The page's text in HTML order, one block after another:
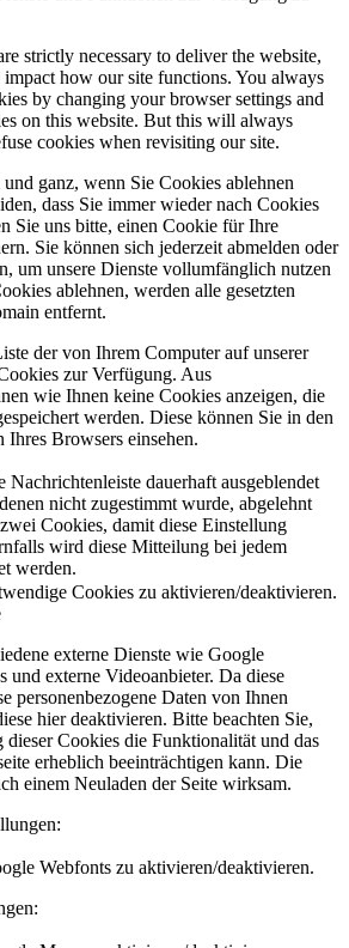
strictly necessary to deliver the website,
how our site functions. You always
by changing your browser settings and
on this website. But this will always
cookies when revisiting our site.
ganz, wenn Sie Cookies ablehnen
dass Sie immer wieder nach Cookies
Sie uns bitte, einen Cookie für Ihre
Sie können sich jederzeit abmelden oder
um unsere Dienste vollumfänglich nutzen
ablehnen, werden alle gesetzten
entfernt.
der von Ihrem Computer auf unserer
zur Verfügung. Aus
wie Ihnen keine Cookies anzeigen, die
werden. Diese können Sie in den
Ihres Browsers einsehen.
dauerhaft ausgeblendet
nicht zugestimmt wurde, abgelehnt
Cookies, damit diese Einstellung
wird diese Mitteilung bei jedem
werden.
Cookies zu aktivieren/deaktivieren.
externe Dienste wie Google
und externe Videoanbieter. Da diese
personenbezogene Daten von Ihnen
hier deaktivieren. Bitte beachten Sie,
dieser Cookies die Funktionalität und das
erheblich beeinträchtigen kann. Die
einem Neuladen der Seite wirksam.
Webfonts zu aktivieren/deaktivieren.